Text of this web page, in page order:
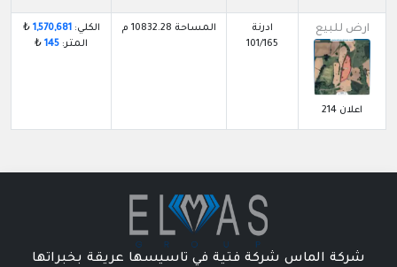
ارض للبيع
اعلان 214
ادرنة
101/165
المساحة 10832.28 م الكلي:1,570,681
₺
المتر: 145
₺
شركة الماس شركة فتية في تاسيسها عريقة بخبراتها